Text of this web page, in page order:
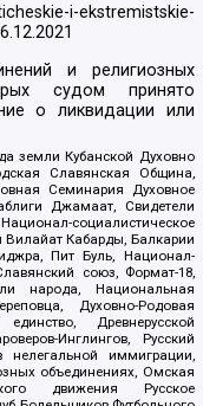
i-ekstremistskie-
и религиозных
судом принято
о ликвидации или
земли Кубанской Духовно
Славянская Община,
Семинария Духовное
Джамаат, Свидетели
социалистическое
Кабарды, Балкарии
Пит Буль, Национал-
союз, Формат-18,
народа, Национальная
Духовно-Родовая
Древнерусской
Инглингов, Русский
иммиграции,
объединениях, Омская
движения Русское